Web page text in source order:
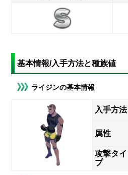
基本情報/入手方法と種族値
ライジンの基本情報
入手方法
属性
攻撃タイ
プ